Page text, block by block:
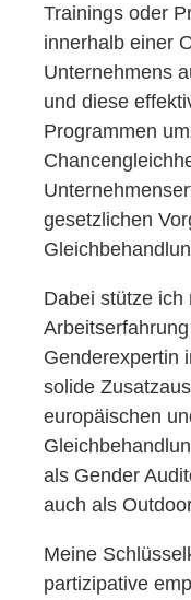
Trainings oder
innerhalb einer
Unternehmens
und diese
Programmen
gesetzlichen
Dabei stütze ich
Genderexpertin
solide
europäischen
als Gender
auch als
Meine
partizipative